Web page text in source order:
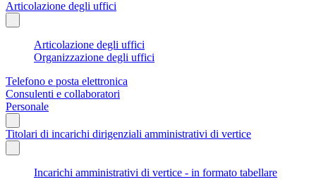
Articolazione degli uffici
Articolazione degli uffici
Organizzazione degli uffici
Telefono e posta elettronica
Consulenti e collaboratori
Personale
Titolari di incarichi dirigenziali amministrativi di vertice
Incarichi amministrativi di vertice - in formato tabellare